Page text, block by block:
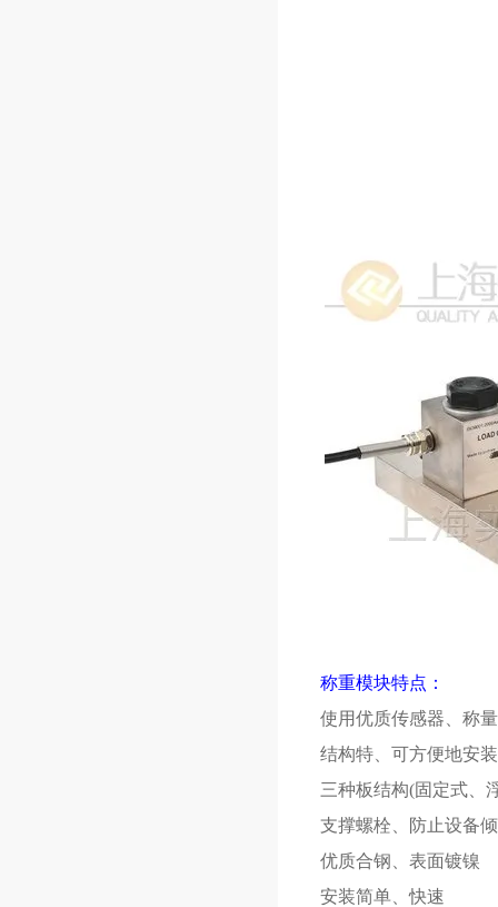
称重模块特点：
使用优质传感器、称
结构特、可方便地安
三种板结构(固定式、
支撑螺栓、防止设备
优质合钢、表面镀镍
安装简单、快速